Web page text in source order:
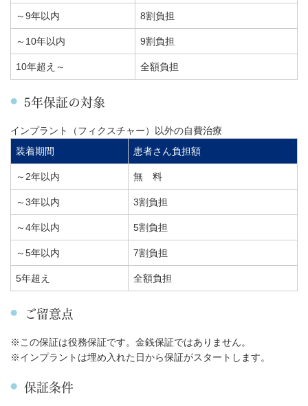
～9年以内 8割負担
～10年以内 9割負担
10年超え～ 全額負担
5年保証の対象
インプラント（フィクスチャー）以外の自費治療
装着期間
患者さん負担額
～2年以内 無 料
～3年以内 3割負担
～4年以内 5割負担
～5年以内 7割負担
5年超え 全額負担
ご留意点
※この保証は役務保証です。金銭保証ではありません。
※インプラントは埋め入れた日から保証がスタートします。
保証条件